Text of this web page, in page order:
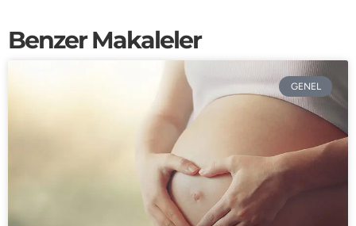
Benzer Makaleler
GENEL